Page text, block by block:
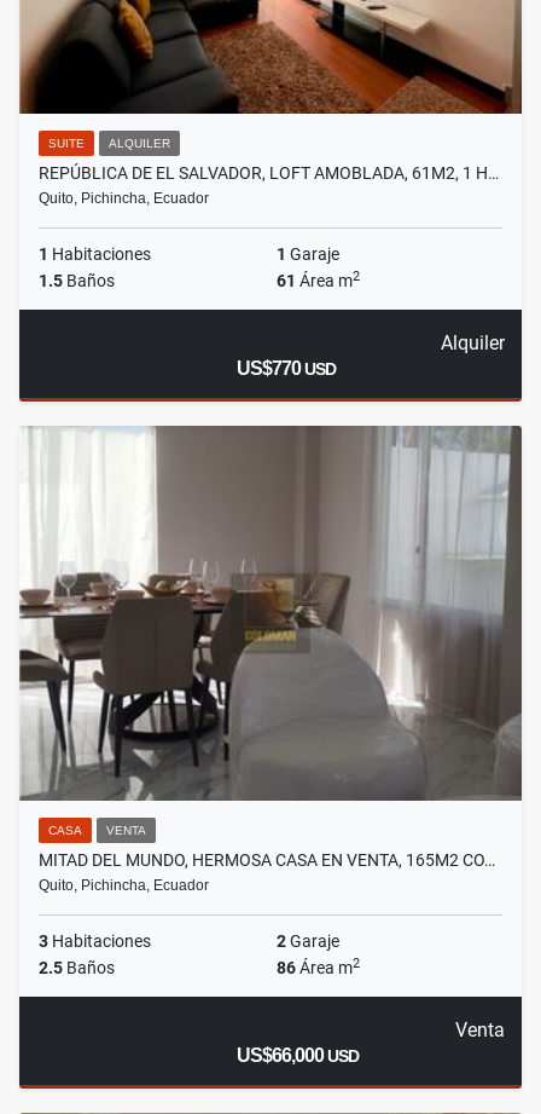
SUITE ALQUILER
REPÚBLICA DE EL SALVADOR, LOFT AMOBLADA, 61M2, 1 H…
Quito, Pichincha, Ecuador
1 Habitaciones 1 Garaje
1.5 Baños 61 Área m2
Alquiler
US$770USD
CASA VENTA
MITAD DEL MUNDO, HERMOSA CASA EN VENTA, 165M2 CO…
Quito, Pichincha, Ecuador
3 Habitaciones 2Garaje
2.5 Baños 86Área m2
Venta
US$66,000USD